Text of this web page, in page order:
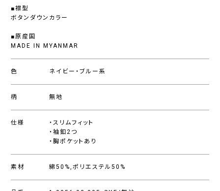
■襟型
ボタンダウンカラー
■原産国
MADE IN MYANMAR
色 ネイビー・ブルー系
柄 無地
仕様
・スリムフィット
・袖釦2つ
・胸ポケットあり
素材 綿50%,ポリエステル50%